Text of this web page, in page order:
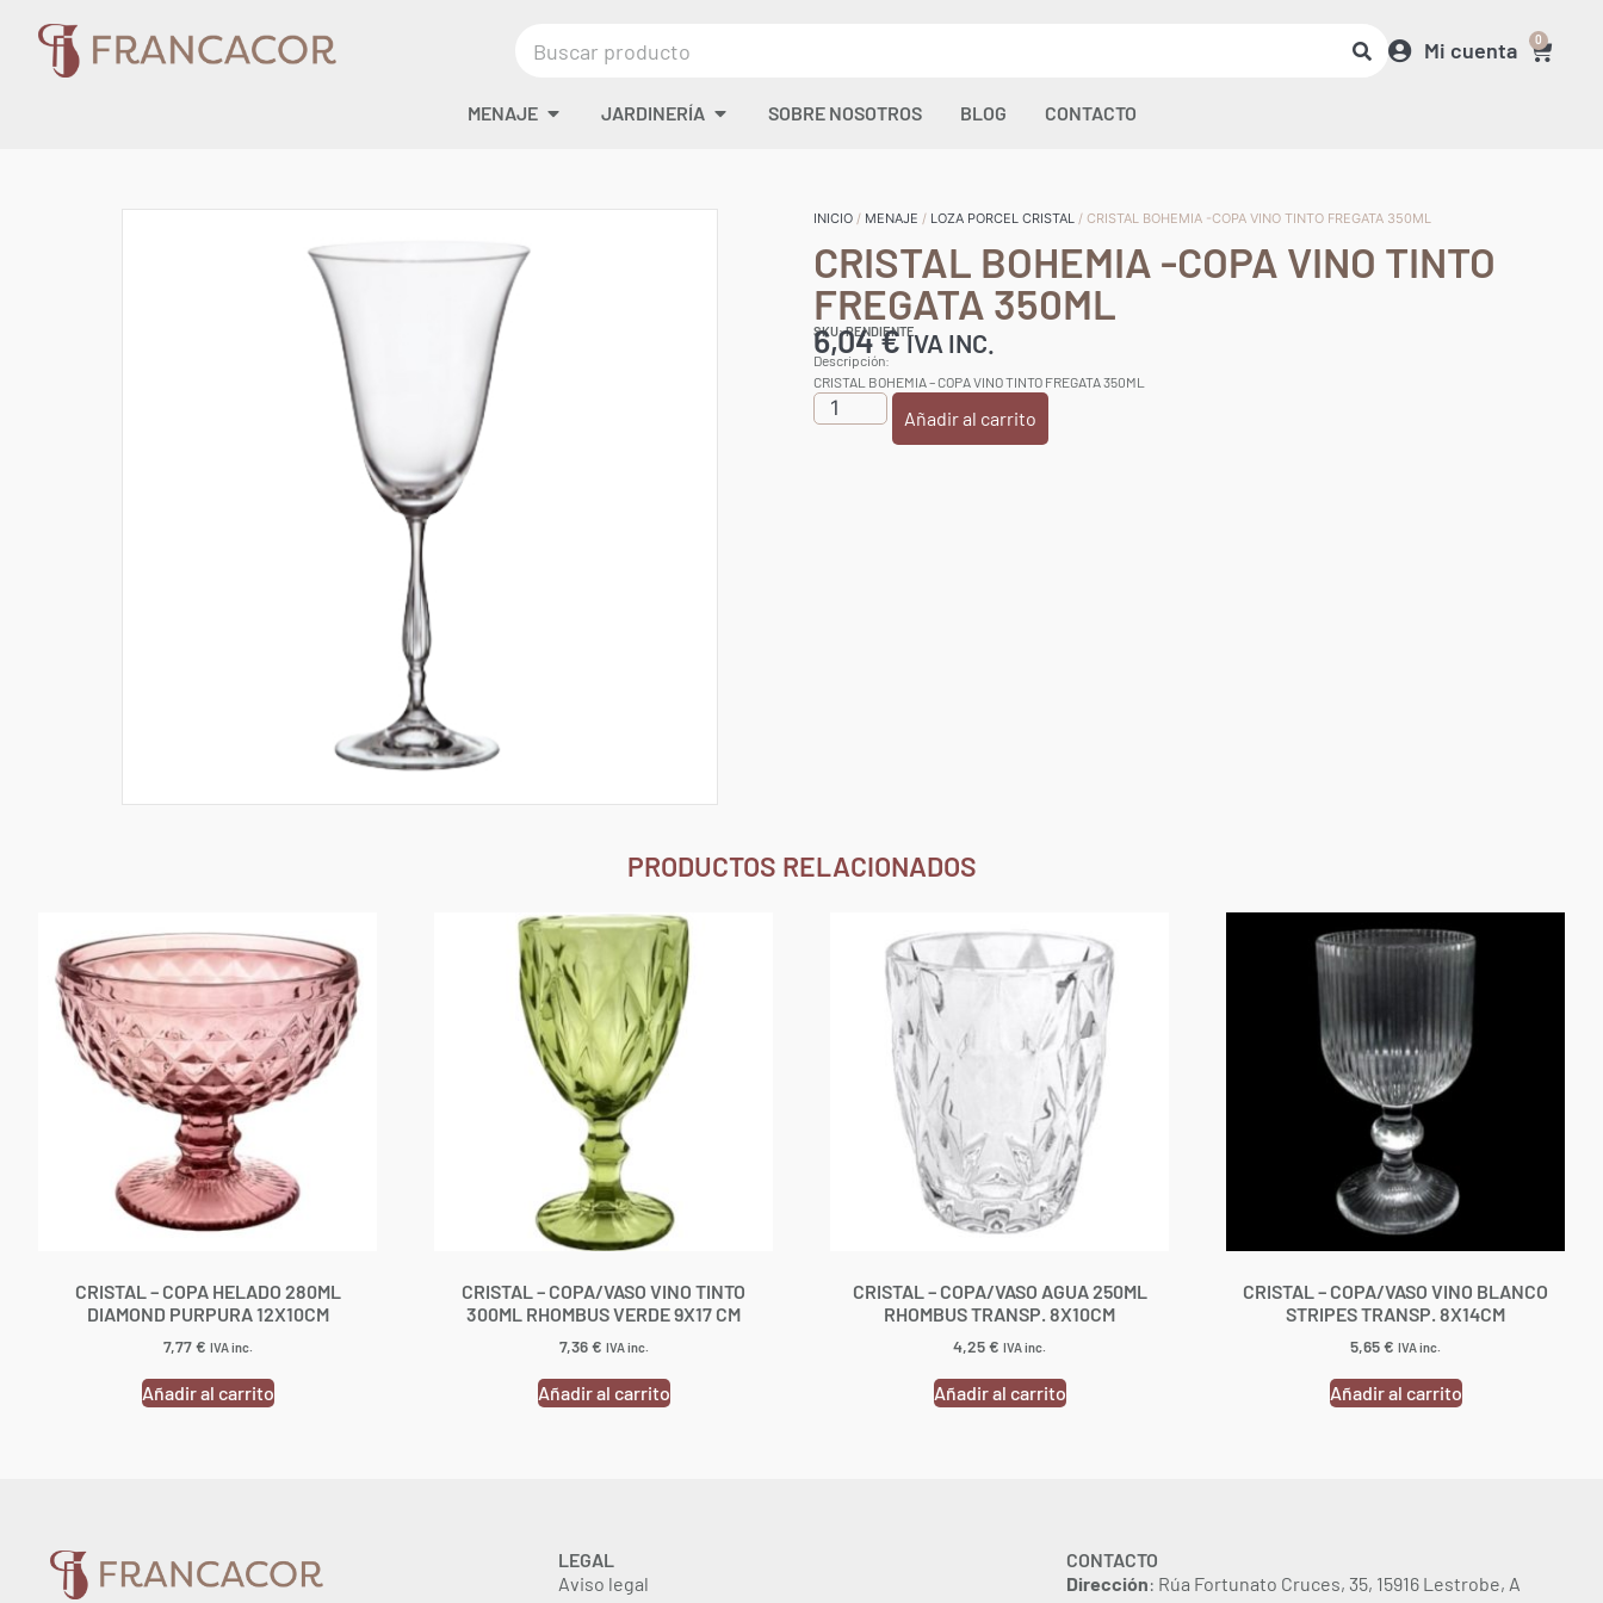
Mi cuenta 0
MENAJE JARDINERÍA SOBRE NOSOTROS BLOG CONTACTO
INICIO / MENAJE / LOZA PORCEL CRISTAL / CRISTAL BOHEMIA -COPA VINO TINTO FREGATA 350ML
CRISTAL BOHEMIA -COPA VINO TINTO
FREGATA 350ML
SKU: PENDIENTE
6,04€IVA INC.
Descripción:
CRISTAL BOHEMIA – COPA VINO TINTO FREGATA 350ML
Añadir al carrito
PRODUCTOS RELACIONADOS
CRISTAL – COPA HELADO 280ML
DIAMOND PURPURA 12X10CM
7,77€ IVA inc.
Añadir al carrito
CRISTAL – COPA/VASO VINO TINTO
300ML RHOMBUS VERDE 9X17 CM
7,36€ IVA inc.
Añadir al carrito
CRISTAL – COPA/VASO AGUA 250ML
RHOMBUS TRANSP. 8X10CM
4,25€ IVA inc.
Añadir al carrito
CRISTAL – COPA/VASO VINO BLANCO
STRIPES TRANSP. 8X14CM
5,65€ IVA inc.
Añadir al carrito
LEGAL
Aviso legal
CONTACTO
Dirección: Rúa Fortunato Cruces, 35, 15916 Lestrobe, A